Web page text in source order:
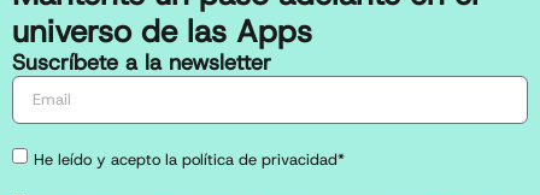
universo de las Apps
Suscríbete a la newsletter
He leído y acepto la política de privacidad*